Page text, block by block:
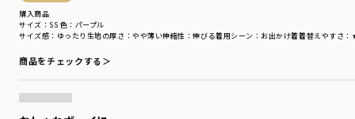
購入商品
サイズ感 ：ゆったり 生地の厚さ ：やや薄い伸縮性 ：伸びる着用シーン ：お出かけ着着替えやすさ
サイズ：SS 色：パープル
商品をチェックする＞
ーンを中心に高い人気を博したブランド。2008年に日本
での販売を終了後は、並行輸入品や古着市場から注目を
透け感：なし
伸縮性：あり